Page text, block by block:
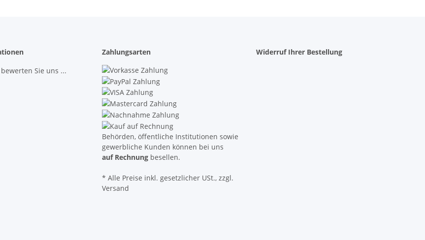
Sie uns ...
Zahlungsarten
Behörden, öffentliche Institutionen sowie
gewerbliche Kunden können bei uns
auf Rechnung besellen.
* Alle Preise inkl. gesetzlicher USt., zzgl.
Versand
Widerruf Ihrer Bestellung